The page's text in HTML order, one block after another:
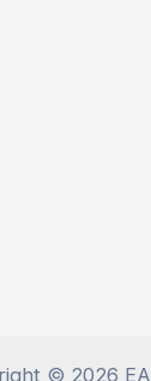
© 2026 EA